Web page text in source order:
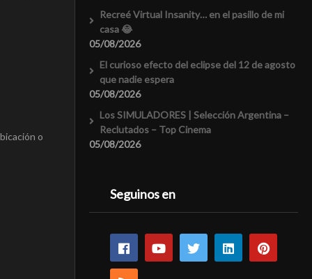
o
Recreé Virtual Insanity… en el pasillo de mi
casa 😂
05/08/2026
El curioso efecto del eclipse del 12 de agosto
que nadie espera
05/08/2026
Los SIMULADORES | Selección Argentina –
Reclutados – Top Cinema
05/08/2026
Seguinos en